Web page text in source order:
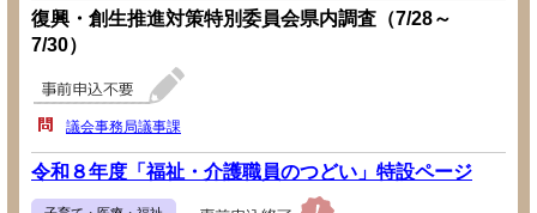
復興・創生推進対策特別委員会県内調査（7/28～
7/30）
議会事務局議事課
令和８年度「福祉・介護職員のつどい」特設ページ